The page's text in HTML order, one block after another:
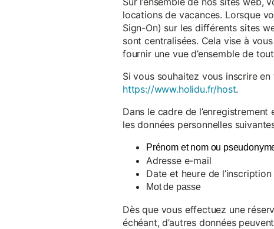
locations de vacances. Lorsque
Sign-On) sur les différents sites
sont centralisées. Cela vise à
fournir une vue d’ensemble de
Si vous souhaitez vous inscrire
https://www.holidu.fr/host.
Dans le cadre de
les données personnelles
Prénom et nom ou
Adresse e-mail
Date et heure de l’inscription
Mot de passe
Dès que vous effectuez une
échéant, d’autres données